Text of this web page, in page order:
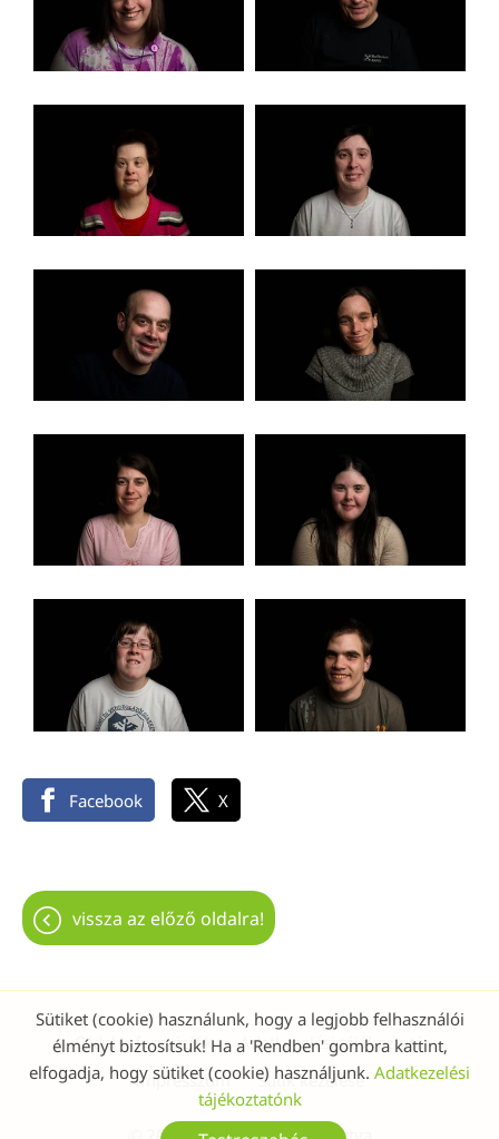
Facebook X
vissza az előző oldalra!
© 2026 - Minden jog fenntartva
Oldal információk
Adatkezelési tájékoztató
Impresszum
Sütik kezelése
Sütiket (cookie) használunk, hogy a legjobb felhasználói
élményt biztosítsuk! Ha a 'Rendben' gombra kattint,
elfogadja, hogy sütiket (cookie) használjunk. Adatkezelési
tájékoztatónk